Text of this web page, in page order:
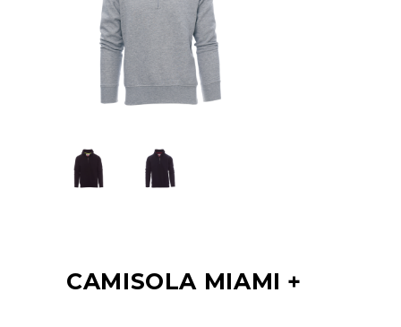
CAMISOLA MIAMI +